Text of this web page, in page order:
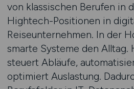
von klassischen Berufen in
Hightech-Positionen in
Reiseunternehmen. In der
smarte Systeme den Alltag.
steuert Abläufe,
optimiert Auslastung.